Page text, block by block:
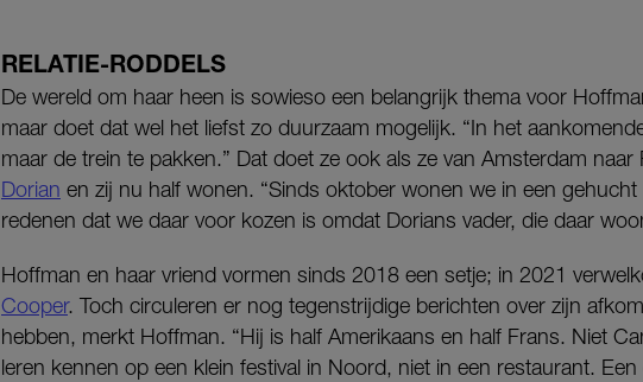
RELATIE-RODDELS
De wereld om haar heen is sowieso een belangrijk thema voor
maar doet dat wel het liefst zo duurzaam mogelijk. “In het
maar de trein te pakken.” Dat doet ze ook als ze van Amsterdam
Dorian en zij nu half wonen. “Sinds oktober wonen we in een
redenen dat we daar voor kozen is omdat Dorians vader, die daar
Hoffman en haar vriend vormen sinds 2018 een setje; in 2021
Cooper. Toch circuleren er nog tegenstrijdige berichten over zijn
hebben, merkt Hoffman. “Hij is half Amerikaans en half Frans. Niet
leren kennen op een klein festival in Noord, niet in een restaurant.